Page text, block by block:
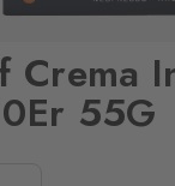
Crema
55G